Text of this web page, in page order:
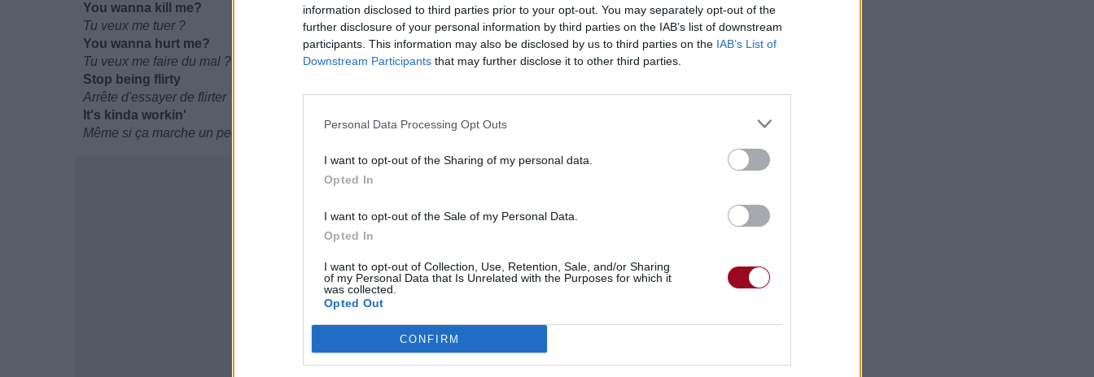
information disclosed to third parties prior to your opt-out. You may separately opt-out of the
further disclosure of your personal information by third parties on the IAB’s list of downstream
participants. This information may also be disclosed by us to third parties on the IAB’s List of
Downstream Participants that may further disclose it to other third parties.
Personal Data Processing Opt Outs
I want to opt-out of the Sharing of my personal data.
Opted In
I want to opt-out of the Sale of my Personal Data.
Opted In
I want to opt-out of Collection, Use, Retention, Sale, and/or Sharing
of my Personal Data that Is Unrelated with the Purposes for which it
was collected.
Opted Out
CONFIRM
You wanna kill me?
Tu veux me tuer ?
You wanna hurt me?
Tu veux me faire du mal ?
Stop being flirty
Arrête d'essayer de flirter
It's kinda workin'
Même si ça marche un peu